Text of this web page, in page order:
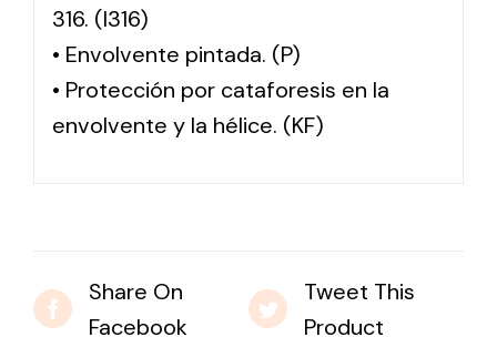
316. (I316)
• Envolvente pintada. (P)
• Protección por cataforesis en la
envolvente y la hélice. (KF)
Share On
Facebook
Tweet This
Product